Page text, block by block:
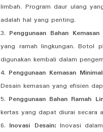
limbah. Program daur ulang
adalah hal yang penting.
Penggunaan Bahan
yang ramah lingkungan. Botol
digunakan kembali dalam
Penggunaan Kemasan
Desain kemasan yang efisien
Penggunaan Bahan Ramah
kertas yang dapat diurai secara
Inovasi Desain: Inovasi